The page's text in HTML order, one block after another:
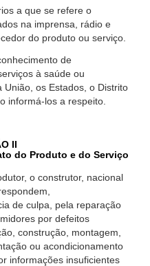
a que se refere o
na imprensa, rádio e
do produto ou serviço.
de
à saúde ou
os Estados, o Distrito
informá-los a respeito.
II
do Produto e do Serviço
o construtor, nacional
de culpa, pela reparação
por defeitos
construção, montagem,
ou acondicionamento
informações insuficientes